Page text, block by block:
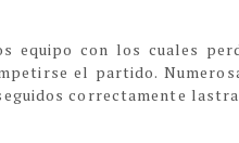
equipo con los cuales
el partido.
correctamente